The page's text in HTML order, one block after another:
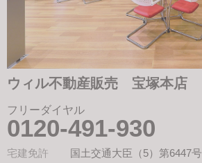
ウィル不動産販売 宝塚本店
フリーダイヤル
0120-491-930
宅建免許
国土交通大臣（5）第6447号